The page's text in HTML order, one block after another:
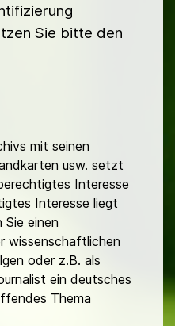
Sie bitte den
mit seinen
usw. setzt
Interesse
Interesse liegt
Sie einen
wissenschaftlichen
oder z.B. als
ein deutsches
Thema